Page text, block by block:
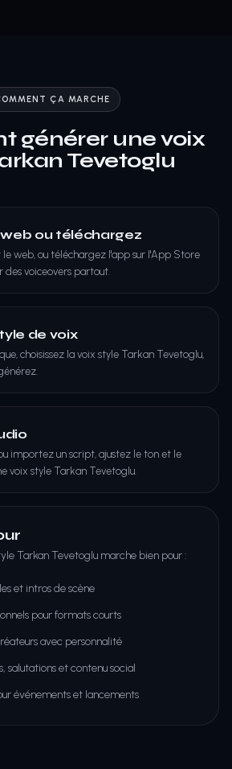
ÇA MARCHE
générer une voix
Tevetoglu
web ou téléchargez
le web, ou téléchargez l'app sur l'App Store
des voiceovers partout.
de voix
choisissez la voix style Tarkan Tevetoglu,
importez un script, ajustez le ton et le
voix style Tarkan Tevetoglu.
Tarkan Tevetoglu marche bien pour :
et intros de scène
pour formats courts
avec personnalité
salutations et contenu social
événements et lancements